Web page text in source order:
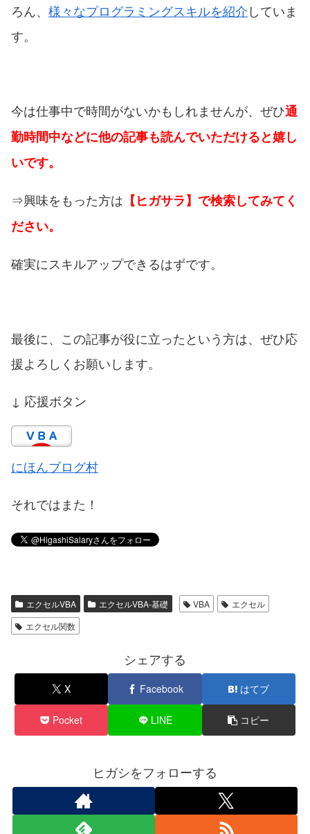
ろん、 様々なプログラミングスキルを紹介していま
す。
今は仕事中で時間がないかもしれませんが、ぜひ通
勤時間中などに他の記事も読んでいただけると嬉し
いです。
⇒興味をもった方は 【ヒガサラ】で検索してみてく
ださい。
確実にスキルアップできるはずです。
最後に、この記事が役に立ったという方は、ぜひ応
援よろしくお願いします。
↓ 応援ボタン
にほんブログ村
それではまた！
エクセルVBA エクセルVBA-基礎 VBA
エクセル
エクセル関数
シェアする
X Facebook はてブ
Pocket LINE コピー
ヒガシをフォローする